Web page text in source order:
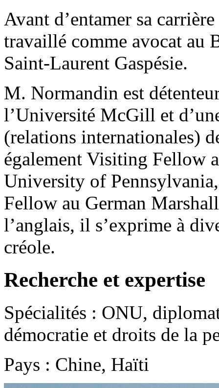
Avant d’entamer sa
travaillé comme avocat au
Saint-Laurent Gaspésie.
M. Normandin est
l’Université McGill et
(relations internationales)
également Visiting Fellow
University of
Fellow au German
l’anglais, il s’exprime à
créole.
Recherche et expertise
Spécialités : ONU,
démocratie et droits de la
Pays : Chine, Haïti